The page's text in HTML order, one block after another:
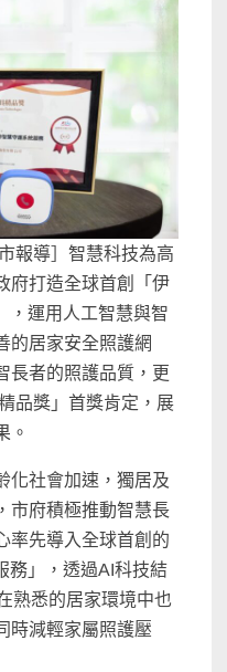
報導］智慧科技為高
府打造全球首創「伊
，運用人工智慧與智
的居家安全照護網
長者的照護品質，更
品獎」首獎肯定，展
。
化社會加速，獨居及
市府積極推動智慧長
率先導入全球首創的
務」，透過AI科技結
熟悉的居家環境中也
時減輕家屬照護壓